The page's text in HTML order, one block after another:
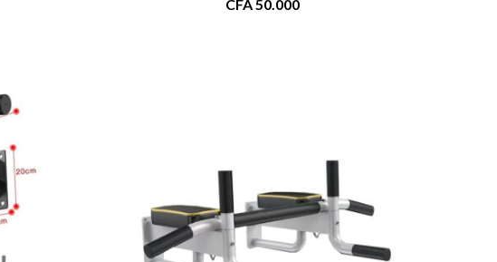
CFA50.000